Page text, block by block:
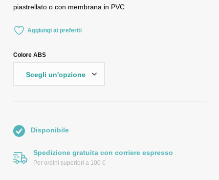
piastrellato o con membrana in PVC
Aggiungi ai preferiti
Colore ABS
Disponibile
Spedizione gratuita con corriere espresso
Per ordini superiori a 100 €